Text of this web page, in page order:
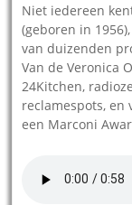
Niet iedereen
(geboren in
van duizenden
Van de Veronica
24Kitchen,
reclamespots, en
een Marconi